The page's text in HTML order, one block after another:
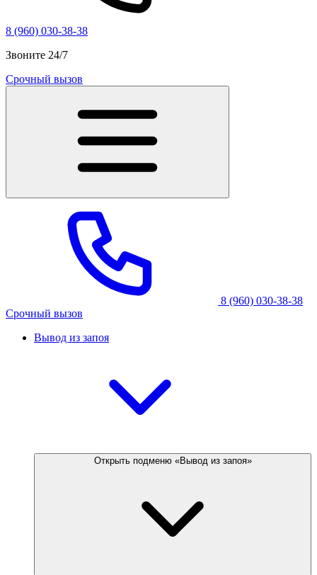
8 (960) 030-38-38
Звоните 24/7
Срочный вызов
8 (960) 030-38-38
Срочный вызов
Вывод из запоя
Открыть подменю «Вывод из запоя»